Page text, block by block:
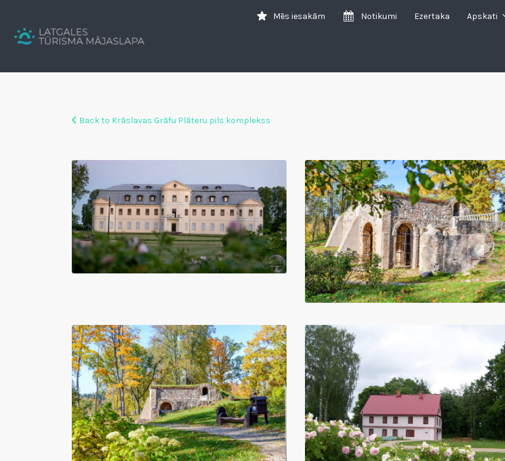
Mēs iesakām Notikumi Ezertaka Apskati
Back to Krāslavas Grāfu Plāteru pils komplekss